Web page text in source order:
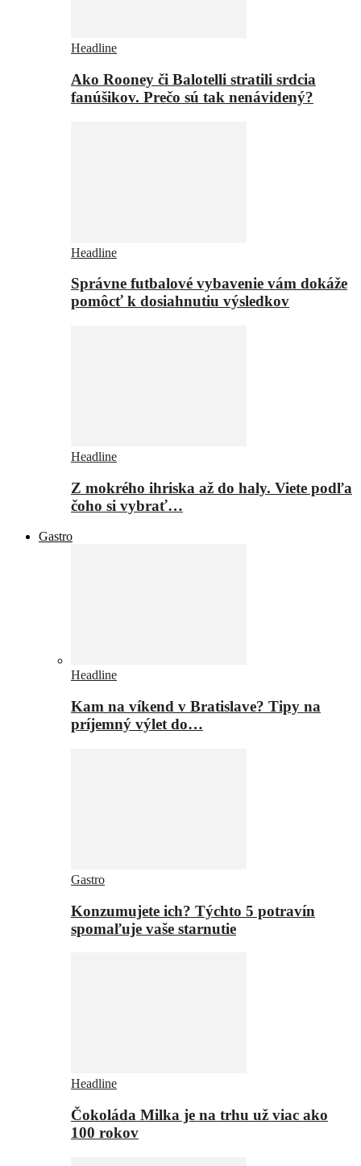
Headline
Ako Rooney či Balotelli stratili srdcia
fanúšikov. Prečo sú tak nenávidený?
Headline
Správne futbalové vybavenie vám dokáže
pomôcť k dosiahnutiu výsledkov
Headline
Z mokrého ihriska až do haly. Viete podľa
čoho si vybrať…
Gastro
Headline
Kam na víkend v Bratislave? Tipy na
príjemný výlet do…
Gastro
Konzumujete ich? Týchto 5 potravín
spomaľuje vaše starnutie
Headline
Čokoláda Milka je na trhu už viac ako
100 rokov